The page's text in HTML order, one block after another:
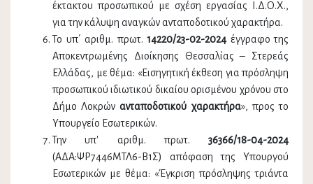
έκτακτου προσωπικού με σχέση εργασίας Ι.Δ.Ο.Χ.,
για την κάλυψη αναγκών ανταποδοτικού χαρακτήρα.
Το υπ΄ αριθμ. πρωτ. 14220/23-02-2024έγγραφο της
Αποκεντρωμένης Διοίκησης Θεσσαλίας – Στερεάς
Ελλάδας, με θέμα: «Εισηγητική έκθεση για πρόσληψη
προσωπικού ιδιωτικού δικαίου ορισμένου χρόνου στο
Δήμο Λοκρώνανταποδοτικού χαρακτήρα», προς το
Υπουργείο Εσωτερικών.
Την υπ' αριθμ. πρωτ. 36366/18-04-2024
(ΑΔΑ:ΨΡ7446ΜΤΛ6-Β1Σ) απόφαση της Υπουργού
Εσωτερικών με θέμα: «Έγκριση πρόσληψης τριάντα